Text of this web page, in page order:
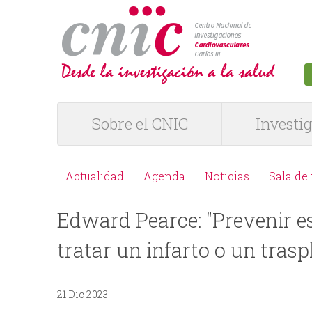
R
Sobre el CNIC
e
n
ú
Actualidad Agenda Noticias Sala de
Edward Pearce: "Prevenir
tratar un infarto o un
21 Dic 2023